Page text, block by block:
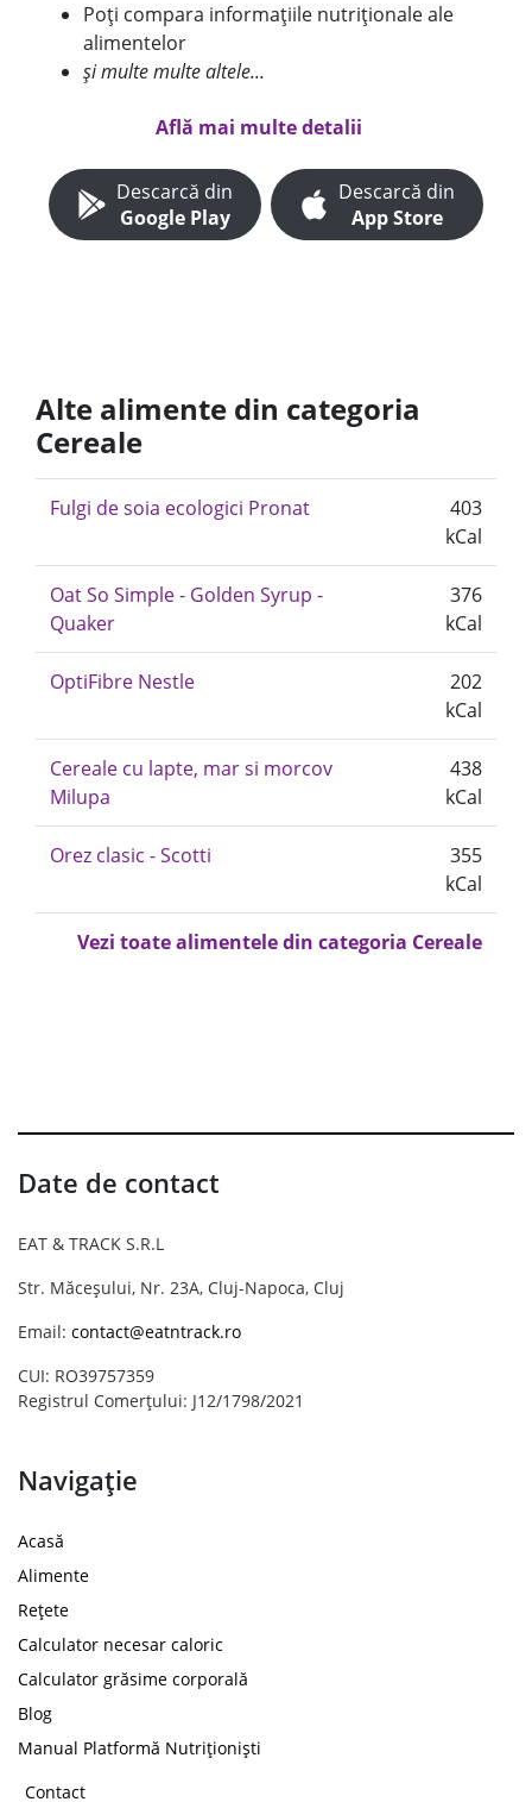
Poți compara informațiile nutriționale ale
alimentelor
și multe multe altele...
Află mai multe detalii
Descarcă din
Google Play
Descarcă din
App Store
Alte alimente din categoria
Cereale
Fulgi de soia ecologici Pronat
403
kCal
Oat So Simple - Golden Syrup -
Quaker
376
kCal
OptiFibre Nestle
202
kCal
Cereale cu lapte, mar si morcov
Milupa
438
kCal
Orez clasic - Scotti
355
kCal
Vezi toate alimentele din categoria Cereale
Date de contact
EAT & TRACK S.R.L
Str. Măceșului, Nr. 23A, Cluj-Napoca, Cluj
Email: contact@eatntrack.ro
CUI: RO39757359
Registrul Comerțului: J12/1798/2021
Navigație
Acasă
Alimente
Rețete
Calculator necesar caloric
Calculator grăsime corporală
Blog
Manual Platformă Nutriționiști
Contact